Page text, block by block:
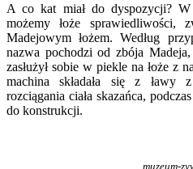
A co kat miał do dyspozycji?
możemy łoże sprawiedliwości,
Madejowym łożem. Według
nazwa pochodzi od zbója
zasłużył sobie w piekle na łoże z
machina składała się z ławy
rozciągania ciała skazańca,
do konstrukcji.
muzeum-